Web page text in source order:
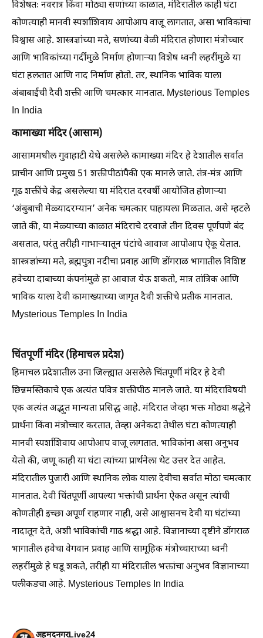
विशेषतः नवरात्र किंवा मोठ्या सणांच्या काळात, मंदिरातील काही घंटा
कोणत्याही मानवी स्पर्शाशिवाय आपोआप वाजू लागतात, असा भाविकांचा
विश्वास आहे. शास्त्रज्ञांच्या मते, सणांच्या वेळी मंदिरात होणारा मंत्रोच्चार
आणि भाविकांच्या गर्दीमुळे निर्माण होणाऱ्या विशेष ध्वनी लहरींमुळे या
घंटा हलतात आणि नाद निर्माण होतो. तर, स्थानिक भाविक याला
अंबाबाईची दैवी शक्ती आणि चमत्कार मानतात. Mysterious Temples
In India
कामाख्या मंदिर (आसाम)
आसाममधील गुवाहाटी येथे असलेले कामाख्या मंदिर हे देशातील सर्वात
प्राचीन आणि प्रमुख 51 शक्तीपीठांपैकी एक मानले जाते. तंत्र-मंत्र आणि
गूढ शक्तींचे केंद्र असलेल्या या मंदिरात दरवर्षी आयोजित होणाऱ्या
‘अंबुबाची मेळ्यादरम्यान’ अनेक चमत्कार पाहायला मिळतात. असे म्हटले
जाते की, या मेळ्याच्या काळात मंदिराचे दरवाजे तीन दिवस पूर्णपणे बंद
असतात, परंतु तरीही गाभाऱ्यातून घंटांचे आवाज आपोआप ऐकू येतात.
शास्त्रज्ञांच्या मते, ब्रह्मपुत्रा नदीचा प्रवाह आणि डोंगराळ भागातील विशिष्ट
हवेच्या दाबाच्या कंपनांमुळे हा आवाज येऊ शकतो, मात्र तांत्रिक आणि
भाविक याला देवी कामाख्याच्या जागृत दैवी शक्तीचे प्रतीक मानतात.
Mysterious Temples In India
चिंतपूर्णी मंदिर (हिमाचल प्रदेश)
हिमाचल प्रदेशातील उना जिल्ह्यात असलेले चिंतपूर्णी मंदिर हे देवी
छिन्नमस्तिकाचे एक अत्यंत पवित्र शक्तीपीठ मानले जाते. या मंदिराविषयी
एक अत्यंत अद्भुत मान्यता प्रसिद्ध आहे. मंदिरात जेव्हा भक्त मोठ्या श्रद्धेने
प्रार्थना किंवा मंत्रोच्चार करतात, तेव्हा अनेकदा तेथील घंटा कोणत्याही
मानवी स्पर्शाशिवाय आपोआप वाजू लागतात. भाविकांना असा अनुभव
येतो की, जणू काही या घंटा त्यांच्या प्रार्थनेला थेट उत्तर देत आहेत.
मंदिरातील पुजारी आणि स्थानिक लोक याला देवीचा सर्वात मोठा चमत्कार
मानतात. देवी चिंतपूर्णी आपल्या भक्तांची प्रार्थना ऐकत असून त्यांची
कोणतीही इच्छा अपूर्ण राहणार नाही, असे आश्वासनच देवी या घंटांच्या
नादातून देते, अशी भाविकांची गाढ श्रद्धा आहे. विज्ञानाच्या दृष्टीने डोंगराळ
भागातील हवेचा वेगवान प्रवाह आणि सामूहिक मंत्रोच्चाराच्या ध्वनी
लहरींमुळे हे घडू शकते, तरीही या मंदिरातील भक्तांचा अनुभव विज्ञानाच्या
पलीकडचा आहे. Mysterious Temples In India
अहमदनगरLive24